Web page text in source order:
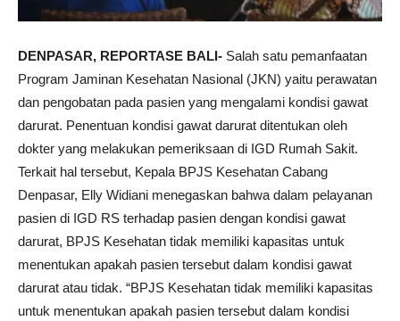
DENPASAR, REPORTASE BALI- Salah satu pemanfaatan
Program Jaminan Kesehatan Nasional (JKN) yaitu perawatan
dan pengobatan pada pasien yang mengalami kondisi gawat
darurat. Penentuan kondisi gawat darurat ditentukan oleh
dokter yang melakukan pemeriksaan di IGD Rumah Sakit.
Terkait hal tersebut, Kepala BPJS Kesehatan Cabang
Denpasar, Elly Widiani menegaskan bahwa dalam pelayanan
pasien di IGD RS terhadap pasien dengan kondisi gawat
darurat, BPJS Kesehatan tidak memiliki kapasitas untuk
menentukan apakah pasien tersebut dalam kondisi gawat
darurat atau tidak. “BPJS Kesehatan tidak memiliki kapasitas
untuk menentukan apakah pasien tersebut dalam kondisi